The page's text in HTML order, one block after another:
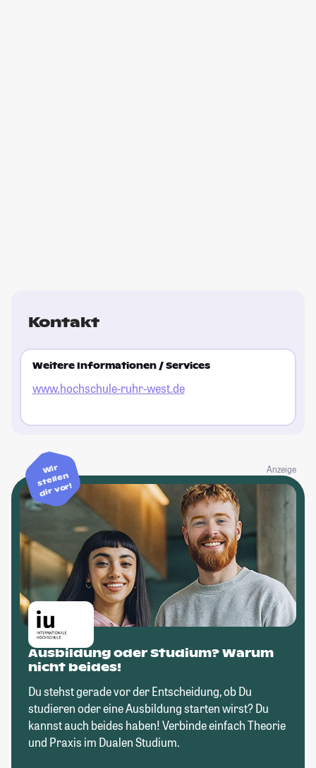
Kontakt
Weitere Informationen / Services
www.hochschule-ruhr-west.de
Anzeige
Wir
stellen
dir vor!
Ausbildung oder Studium? Warum
nicht beides!
Du stehst gerade vor der Entscheidung, ob Du
studieren oder eine Ausbildung starten wirst? Du
kannst auch beides haben! Verbinde einfach Theorie
und Praxis im Dualen Studium.